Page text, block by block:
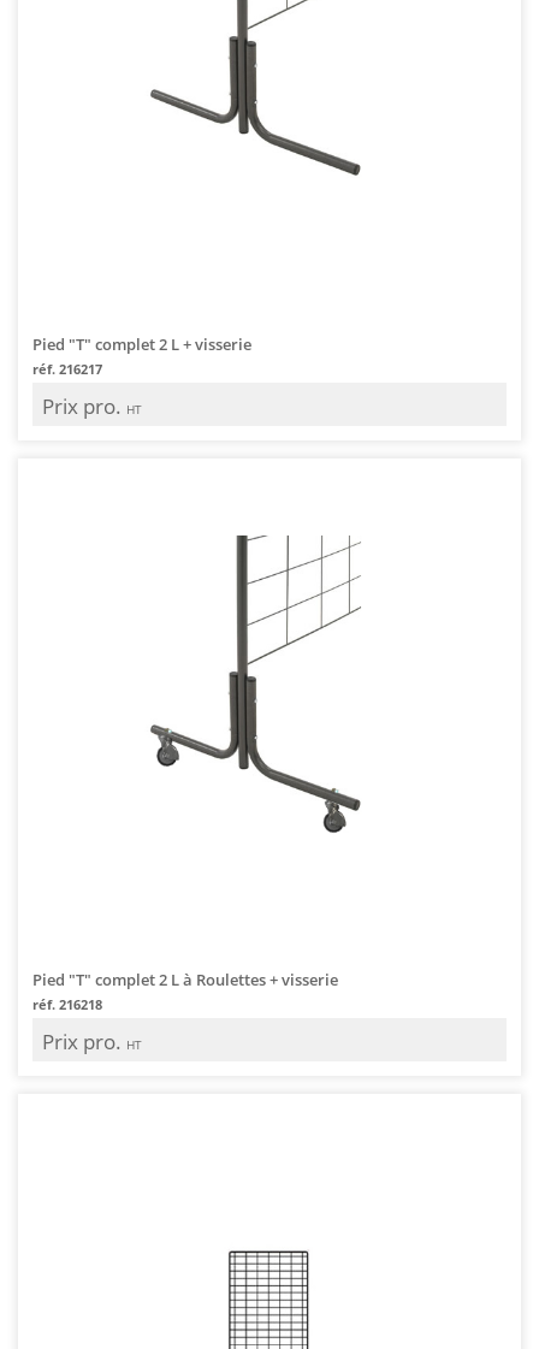
Pied "T" complet 2 L + visserie
réf. 216217
Prix pro. HT
Pied "T" complet 2 L à Roulettes + visserie
réf. 216218
Prix pro. HT